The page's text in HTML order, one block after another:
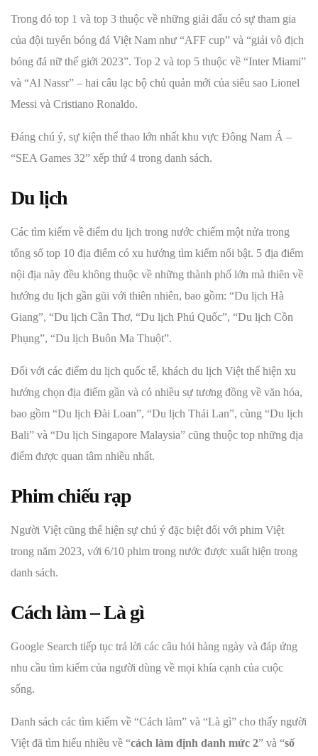
Trong đó top 1 và top 3 thuộc về những giải đấu có sự tham gia
của đội tuyển bóng đá Việt Nam như “AFF cup” và “giải vô địch
bóng đá nữ thế giới 2023”. Top 2 và top 5 thuộc về “Inter Miami”
và “Al Nassr” – hai câu lạc bộ chủ quản mới của siêu sao Lionel
Messi và Cristiano Ronaldo.
Đáng chú ý, sự kiện thể thao lớn nhất khu vực Đông Nam Á –
“SEA Games 32” xếp thứ 4 trong danh sách.
Du lịch
Các tìm kiếm về điểm du lịch trong nước chiếm một nửa trong
tổng số top 10 địa điểm có xu hướng tìm kiếm nổi bật. 5 địa điểm
nội địa này đều không thuộc về những thành phố lớn mà thiên về
hướng du lịch gần gũi với thiên nhiên, bao gồm: “Du lịch Hà
Giang”, “Du lịch Cần Thơ, “Du lịch Phú Quốc”, “Du lịch Cồn
Phụng”, “Du lịch Buôn Ma Thuột”.
Đối với các điểm du lịch quốc tế, khách du lịch Việt thể hiện xu
hướng chọn địa điểm gần và có nhiều sự tương đồng về văn hóa,
bao gồm “Du lịch Đài Loan”, “Du lịch Thái Lan”, cùng “Du lịch
Bali” và “Du lịch Singapore Malaysia” cũng thuộc top những địa
điểm được quan tâm nhiều nhất.
Phim chiếu rạp
Người Việt cũng thể hiện sự chú ý đặc biệt đối với phim Việt
trong năm 2023, với 6/10 phim trong nước được xuất hiện trong
danh sách.
Cách làm – Là gì
Google Search tiếp tục trả lời các câu hỏi hàng ngày và đáp ứng
nhu cầu tìm kiếm của người dùng về mọi khía cạnh của cuộc
sống.
Danh sách các tìm kiếm về “Cách làm” và “Là gì” cho thấy người
Việt đã tìm hiểu nhiều về “cách làm định danh mức 2” và “số